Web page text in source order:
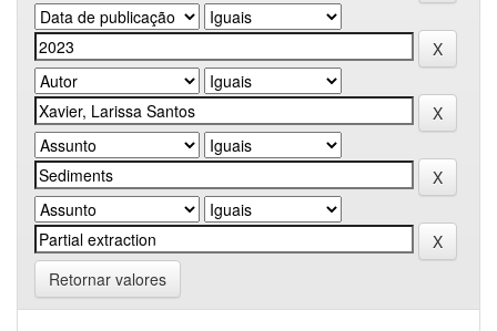
Retornar valores